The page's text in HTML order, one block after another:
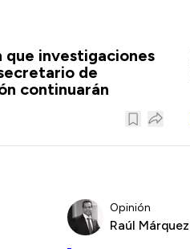
que investigaciones
de
continuarán
Opinión
Raúl Márquez